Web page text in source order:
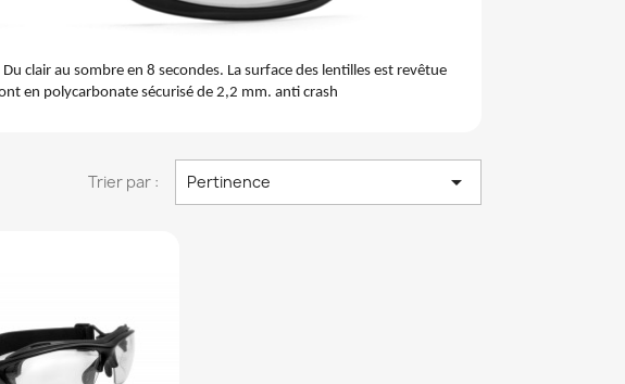
clair au sombre en 8 secondes. La surface des lentilles est revêtue
en polycarbonate sécurisé de 2,2 mm. anti crash
Trier par : Pertinence 